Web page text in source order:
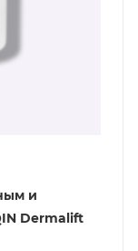
и
Dermalift